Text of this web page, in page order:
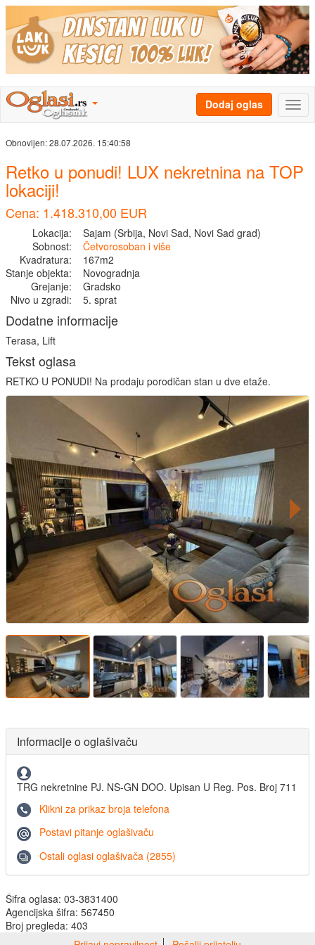
Dodaj oglas
Obnovljen:28.07.2026. 15:40:58
Retko u ponudi! LUX nekretnina na TOP
lokaciji!
Cena: 1.418.310,00 EUR
Lokacija:
Sajam (Srbija, Novi Sad, Novi Sad grad)
Sobnost:
Četvorosoban i više
Kvadratura:
167m2
Stanje objekta:
Novogradnja
Grejanje:
Gradsko
Nivo u zgradi:
5. sprat
Dodatne informacije
Terasa, Lift
Tekst oglasa
RETKO U PONUDI! Na prodaju porodičan stan u dve etaže.
Informacije o oglašivaču
TRG nekretnine PJ. NS-GN DOO. Upisan U Reg. Pos. Broj 711
Klikni za prikaz broja telefona
Postavi pitanje oglašivaču
Ostali oglasi oglašivača (2855)
Šifra oglasa: 03-3831400
Agencijska šifra: 567450
Broj pregleda: 403